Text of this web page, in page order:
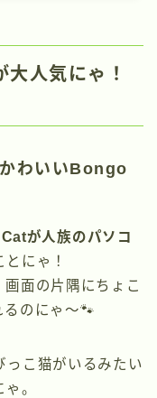
人気にゃ！
かわいいBongo
が人族のパソコ
とにゃ！
面の片隅にちょこ
るのにゃ〜🐾
っこ猫がいるみたい
。